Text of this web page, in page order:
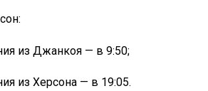
из Джанкоя — в 9:50;
из Херсона — в 19:05.